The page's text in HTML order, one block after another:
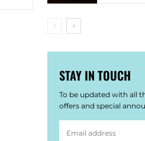
STAY IN TOUCH
To be updated with all
offers and special